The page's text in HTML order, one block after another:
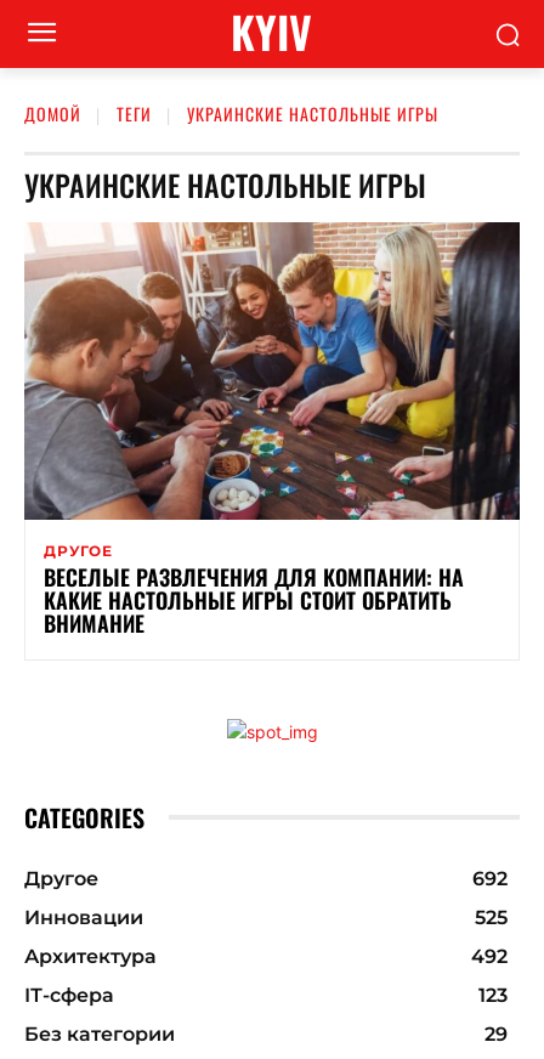
KYIV
ДОМОЙ ТЕГИ УКРАИНСКИЕ НАСТОЛЬНЫЕ ИГРЫ
УКРАИНСКИЕ НАСТОЛЬНЫЕ ИГРЫ
ДРУГОЕ
ВЕСЕЛЫЕ РАЗВЛЕЧЕНИЯ ДЛЯ КОМПАНИИ: НА
КАКИЕ НАСТОЛЬНЫЕ ИГРЫ СТОИТ ОБРАТИТЬ
ВНИМАНИЕ
CATEGORIES
Другое
692
Инновации
525
Архитектура
492
ІТ-сфера
123
Без категории
29